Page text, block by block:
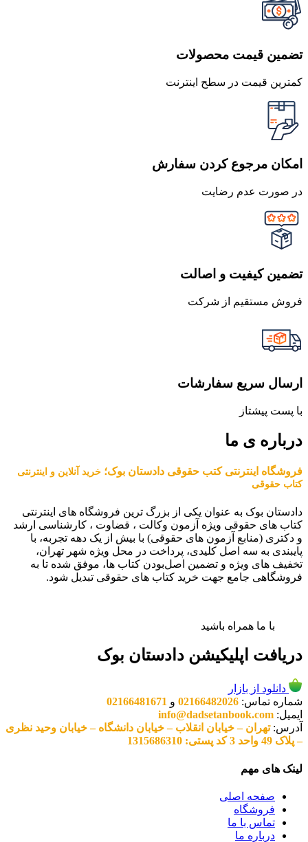
تضمین قیمت محصولات
کمترین قیمت در سطح اینترنت
امکان مرجوع کردن سفارش
در صورت عدم رضایت
تضمین کیفیت و اصالت
فروش مستقیم از شرکت
ارسال سریع سفارشات
با پست پیشتاز
درباره ی ما
فروشگاه اینترنتی کتب حقوقی دادستان بوک؛ خرید آنلاین و اینترنتی
کتاب حقوقی
دادستان بوک به عنوان یکی از بزرگ ترین فروشگاه های اینترنتی
کتاب های حقوقی ویژه آزمون وکالت ، قضاوت ، کارشناسی ارشد
و دکتری (منابع آزمون های حقوقی) با بیش از یک دهه تجربه، با
پایبندی به سه اصل کلیدی، پرداخت در محل ویژه شهر تهران،
تخفیف های ویژه و تضمین اصل‌بودن کتاب ها، موفق شده تا به
فروشگاهی جامع جهت خرید کتاب های حقوقی تبدیل شود.
با ما همراه باشید
دریافت اپلیکیشن دادستان بوک
دانلود از بازار
شماره تماس: 02166482026 و 02166481671
ایمیل: info@dadsetanbook.com
آدرس:تهران – خیابان انقلاب – خیابان دانشگاه – خیابان وحید نظری
– پلاک 49 واحد 3 کد پستی: 1315686310
لینک های مهم
صفحه اصلی
فروشگاه
تماس با ما
درباره ما